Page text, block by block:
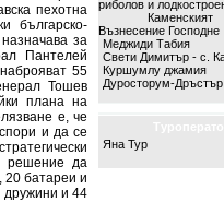
пехотна
българско-
за
Пантелей
55
Тошев
плана на
е, че
и да се
решение да
20 батареи и
дружини и 44
риболов и
Възнесение Господне
Меджиди Табия
Свети Димитър - с.
Куршумлу джамия
Дуросторум-Дръстър
Яна Тур